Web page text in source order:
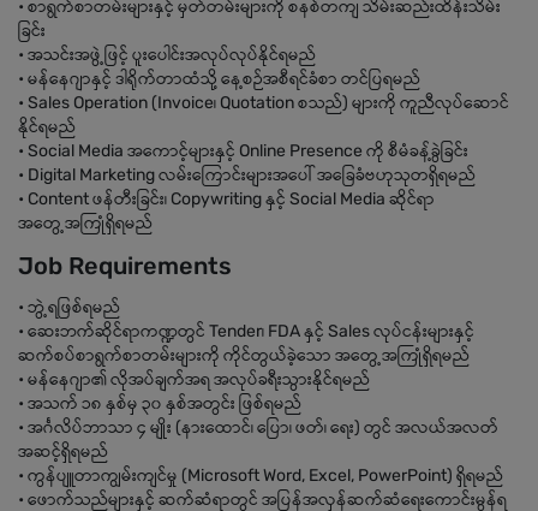
• စာရွက်စာတမ်းများနှင့် မှတ်တမ်းများကို စနစ်တကျ သိမ်းဆည်းထိန်းသိမ်း
ခြင်း
• အသင်းအဖွဲ့ဖြင့် ပူးပေါင်းအလုပ်လုပ်နိုင်ရမည်
• မန်နေဂျာနှင့် ဒါရိုက်တာထံသို့ နေ့စဉ်အစီရင်ခံစာ တင်ပြရမည်
• Sales Operation (Invoice၊ Quotation စသည်) များကို ကူညီလုပ်ဆောင်
နိုင်ရမည်
• Social Media အကောင့်များနှင့် Online Presence ကို စီမံခန့်ခွဲခြင်း
• Digital Marketing လမ်းကြောင်းများအပေါ် အခြေခံဗဟုသုတရှိရမည်
• Content ဖန်တီးခြင်း၊ Copywriting နှင့် Social Media ဆိုင်ရာ
အတွေ့အကြုံရှိရမည်
Job Requirements
• ဘွဲ့ရဖြစ်ရမည်
• ဆေးဘက်ဆိုင်ရာကဏ္ဍတွင် Tender၊ FDA နှင့် Sales လုပ်ငန်းများနှင့်
ဆက်စပ်စာရွက်စာတမ်းများကို ကိုင်တွယ်ခဲ့သော အတွေ့အကြုံရှိရမည်
• မန်နေဂျာ၏ လိုအပ်ချက်အရ အလုပ်ခရီးသွားနိုင်ရမည်
• အသက် ၁၈ နှစ်မှ ၃၀ နှစ်အတွင်း ဖြစ်ရမည်
• အင်္ဂလိပ်ဘာသာ ၄ မျိုး (နားထောင်၊ ပြော၊ ဖတ်၊ ရေး) တွင် အလယ်အလတ်
အဆင့်ရှိရမည်
• ကွန်ပျူတာကျွမ်းကျင်မှု (Microsoft Word, Excel, PowerPoint) ရှိရမည်
• ဖောက်သည်များနှင့် ဆက်ဆံရာတွင် အပြန်အလှန်ဆက်ဆံရေးကောင်းမွန်ရ